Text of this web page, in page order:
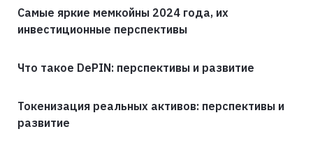
Самые яркие мемкойны 2024 года, их
инвестиционные перспективы
Что такое DePIN: перспективы и развитие
Токенизация реальных активов: перспективы и
развитие